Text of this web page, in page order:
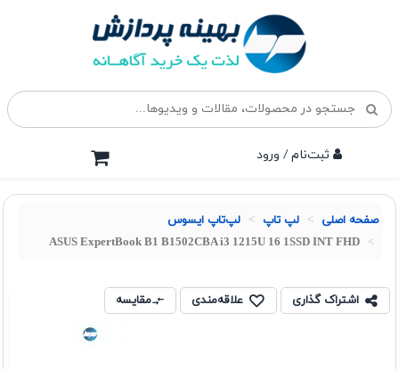
ثبت‌نام / ورود
صفحه اصلی لپ تاپ لپ‌تاپ ایسوس
ASUS ExpertBook B1 B1502CBA i3 1215U 16 1SSD INT FHD
اشتراک گذاری علاقه‌مندی مقایسه